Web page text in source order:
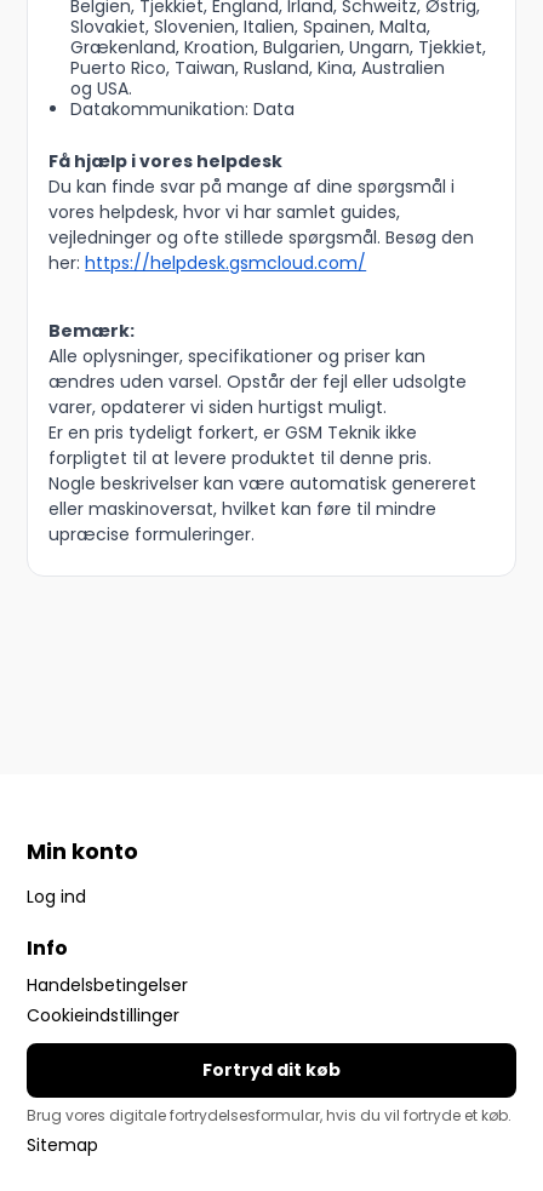
Belgien, Tjekkiet, England, Irland, Schweitz, Østrig,
Slovakiet, Slovenien, Italien, Spainen, Malta,
Grækenland, Kroation, Bulgarien, Ungarn, Tjekkiet,
Puerto Rico, Taiwan, Rusland, Kina, Australien
og USA.
Datakommunikation: Data
Få hjælp i vores helpdesk
Du kan finde svar på mange af dine spørgsmål i
vores helpdesk, hvor vi har samlet guides,
vejledninger og ofte stillede spørgsmål. Besøg den
her:https://helpdesk.gsmcloud.com/
Bemærk:
Alle oplysninger, specifikationer og priser kan
ændres uden varsel. Opstår der fejl eller udsolgte
varer, opdaterer vi siden hurtigst muligt.
Er en pris tydeligt forkert, er GSM Teknik ikke
forpligtet til at levere produktet til denne pris.
Nogle beskrivelser kan være automatisk genereret
eller maskinoversat, hvilket kan føre til mindre
upræcise formuleringer.
Min konto
Log ind
Info
Handelsbetingelser
Cookieindstillinger
Fortryd dit køb
Brug vores digitale fortrydelsesformular, hvis du vil fortryde et køb.
Sitemap